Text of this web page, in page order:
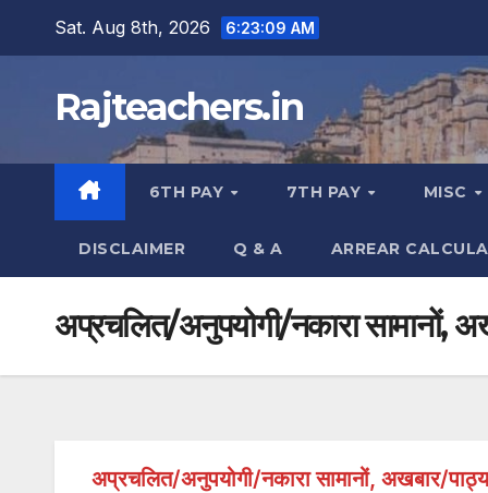
Sat. Aug 8th, 2026 6:23:10 AM
Rajteachers.in
6TH PAY 7TH PAY MISC
DISCLAIMER Q & A ARREAR
अप्रचलित/अनुपयोगी/नकारा सामानों,
अप्रचलित/अनुपयोगी/नकारा सामानों, अखबार/